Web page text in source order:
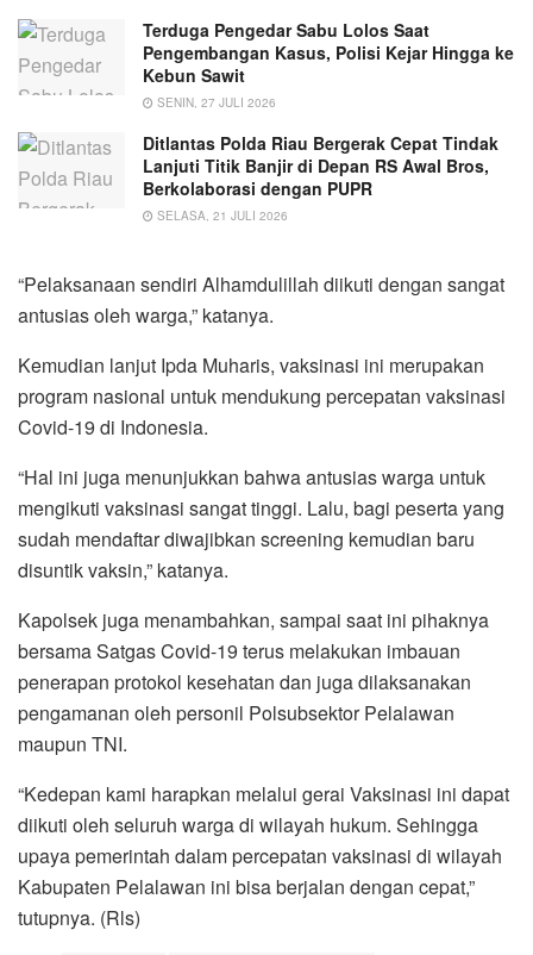
Terduga Pengedar Sabu Lolos Saat
Pengembangan Kasus, Polisi Kejar Hingga ke
Kebun Sawit
SENIN, 27 JULI 2026
Ditlantas Polda Riau Bergerak Cepat Tindak
Lanjuti Titik Banjir di Depan RS Awal Bros,
Berkolaborasi dengan PUPR
SELASA, 21 JULI 2026
“Pelaksanaan sendiri Alhamdulillah diikuti dengan sangat
antusias oleh warga,” katanya.
Kemudian lanjut Ipda Muharis, vaksinasi ini merupakan
program nasional untuk mendukung percepatan vaksinasi
Covid-19 di Indonesia.
“Hal ini juga menunjukkan bahwa antusias warga untuk
mengikuti vaksinasi sangat tinggi. Lalu, bagi peserta yang
sudah mendaftar diwajibkan screening kemudian baru
disuntik vaksin,” katanya.
Kapolsek juga menambahkan, sampai saat ini pihaknya
bersama Satgas Covid-19 terus melakukan imbauan
penerapan protokol kesehatan dan juga dilaksanakan
pengamanan oleh personil Polsubsektor Pelalawan
maupun TNI.
“Kedepan kami harapkan melalui gerai Vaksinasi ini dapat
diikuti oleh seluruh warga di wilayah hukum. Sehingga
upaya pemerintah dalam percepatan vaksinasi di wilayah
Kabupaten Pelalawan ini bisa berjalan dengan cepat,”
tutupnya. (Rls)